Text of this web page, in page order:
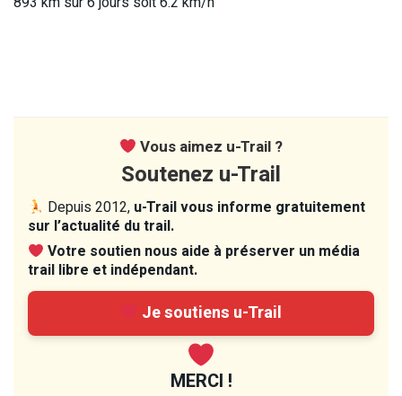
Vous aimez u-Trail ?
Soutenez u-Trail
Depuis 2012, u-Trail vous informe gratuitement
sur l’actualité du trail.
Votre soutien nous aide à préserver un média
trail libre et indépendant.
Je soutiens u-Trail
MERCI !